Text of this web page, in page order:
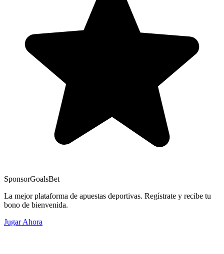
SponsorGoalsBet
La mejor plataforma de apuestas deportivas. Regístrate y recibe tu
bono de bienvenida.
Jugar Ahora